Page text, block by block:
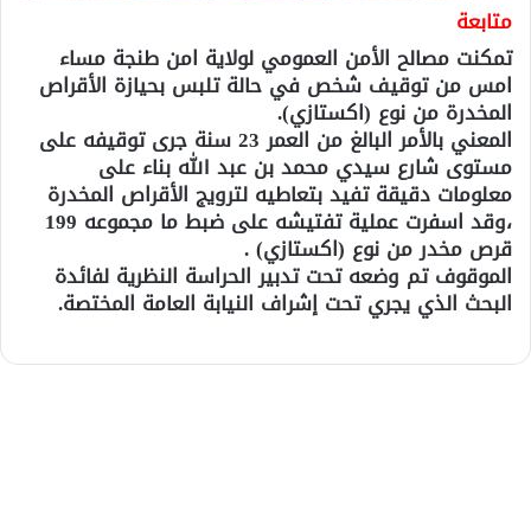
متابعة
تمكنت مصالح الأمن العمومي لولاية امن طنجة مساء
امس من توقيف شخص في حالة تلبس بحيازة الأقراص
المخدرة من نوع (اكستازي).
المعني بالأمر البالغ من العمر 23 سنة جرى توقيفه على
مستوى شارع سيدي محمد بن عبد الله بناء على
معلومات دقيقة تفيد بتعاطيه لترويج الأقراص المخدرة
،وقد اسفرت عملية تفتيشه على ضبط ما مجموعه 199
قرص مخدر من نوع (اكستازي) .
الموقوف تم وضعه تحت تدبير الحراسة النظرية لفائدة
البحث الذي يجري تحت إشراف النيابة العامة المختصة.